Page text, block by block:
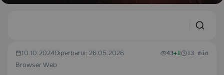
10.10.2024Diperbarui: 26.05.2026
Browser Web
43+1 13 min